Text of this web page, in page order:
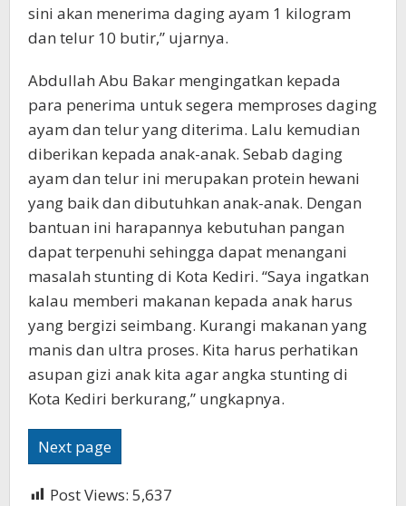
sini akan menerima daging ayam 1 kilogram
dan telur 10 butir,” ujarnya.
Abdullah Abu Bakar mengingatkan kepada
para penerima untuk segera memproses daging
ayam dan telur yang diterima. Lalu kemudian
diberikan kepada anak-anak. Sebab daging
ayam dan telur ini merupakan protein hewani
yang baik dan dibutuhkan anak-anak. Dengan
bantuan ini harapannya kebutuhan pangan
dapat terpenuhi sehingga dapat menangani
masalah stunting di Kota Kediri. “Saya ingatkan
kalau memberi makanan kepada anak harus
yang bergizi seimbang. Kurangi makanan yang
manis dan ultra proses. Kita harus perhatikan
asupan gizi anak kita agar angka stunting di
Kota Kediri berkurang,” ungkapnya.
Next page
Post Views: 5,637